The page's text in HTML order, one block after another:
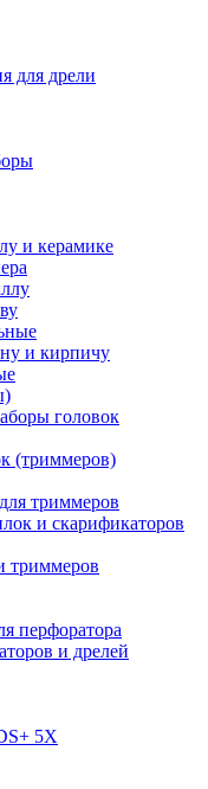
для дрели
и керамике
и кирпичу
головок
(триммеров)
триммеров
и скарификаторов
триммеров
перфоратора
и дрелей
5X